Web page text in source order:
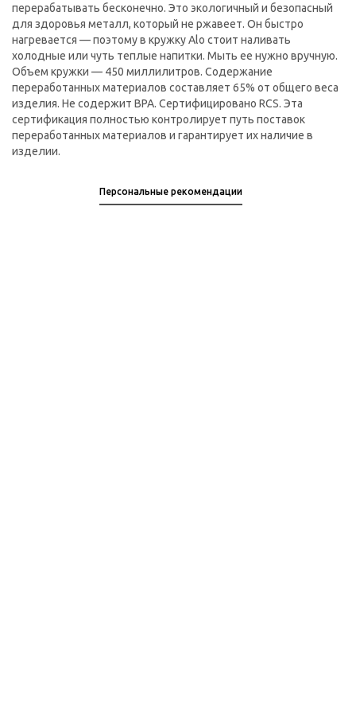
перерабатывать бесконечно. Это экологичный и безопасный
для здоровья металл, который не ржавеет. Он быстро
нагревается — поэтому в кружку Alo стоит наливать
холодные или чуть теплые напитки. Мыть ее нужно вручную.
Объем кружки — 450 миллилитров. Содержание
переработанных материалов составляет 65% от общего веса
изделия. Не содержит BPA. Сертифицировано RCS. Эта
сертификация полностью контролирует путь поставок
переработанных материалов и гарантирует их наличие в
изделии.
Персональные рекомендации